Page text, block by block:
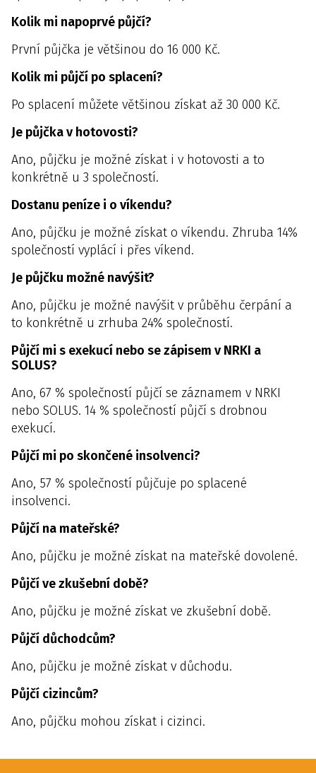
Kolik mi napoprvé půjčí?
První půjčka je většinou do 16 000 Kč.
Kolik mi půjčí po splacení?
Po splacení můžete většinou získat až 30 000 Kč.
Je půjčka v hotovosti?
Ano, půjčku je možné získat i v hotovosti a to
konkrétně u 3 společností.
Dostanu peníze i o víkendu?
Ano, půjčku je možné získat o víkendu. Zhruba 14%
společností vyplácí i přes víkend.
Je půjčku možné navýšit?
Ano, půjčku je možné navýšit v průběhu čerpání a
to konkrétně u zrhuba 24% společností.
Půjčí mi s exekucí nebo se zápisem v NRKI a
SOLUS?
Ano, 67 % společností půjčí se záznamem v NRKI
nebo SOLUS. 14 % společností půjčí s drobnou
exekucí.
Půjčí mi po skončené insolvenci?
Ano, 57 % společností půjčuje po splacené
insolvenci.
Půjčí na mateřské?
Ano, půjčku je možné získat na mateřské dovolené.
Půjčí ve zkušební době?
Ano, půjčku je možné získat ve zkušební době.
Půjčí důchodcům?
Ano, půjčku je možné získat v důchodu.
Půjčí cizincům?
Ano, půjčku mohou získat i cizinci.